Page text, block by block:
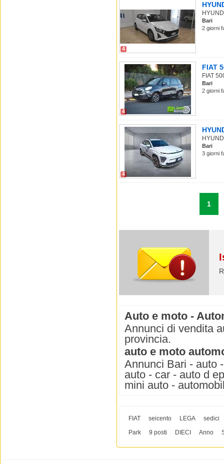
4
Bari
2 giorni
4
FIAT
FIAT
Bari
2 giorni
4
Bari
3 giorni
1
Auto e moto -
Annunci di vendita
provincia.
auto e moto
Annunci Bari - auto
auto - car - auto d
mini auto -
FIAT seicento LEGA
sedici
Park
9 posti DIECI Anno